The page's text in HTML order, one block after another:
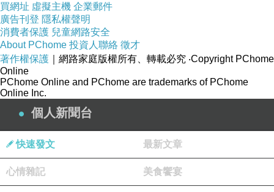
店裡位置不多，不過座位很寬敞舒適，一個人來
吃飯也不擔心，店家也提供了吧檯座位區
而一般座位區有2人座、4 人座、6人座，人多時
還有包廂式的12人座喔!
買網址 虛擬主機 企業郵件
廣告刊登 隱私權聲明
消費者保護 兒童網路安全
About PChome 投資人聯絡 徵才
著作權保護 ｜網路家庭版權所有、轉載必究 ‧Copyright PChome
Online
PChome Online and PChome are trademarks of PChome
Online Inc.
個人新聞台
快速發文 最新文章
心情雜記 美食饗宴